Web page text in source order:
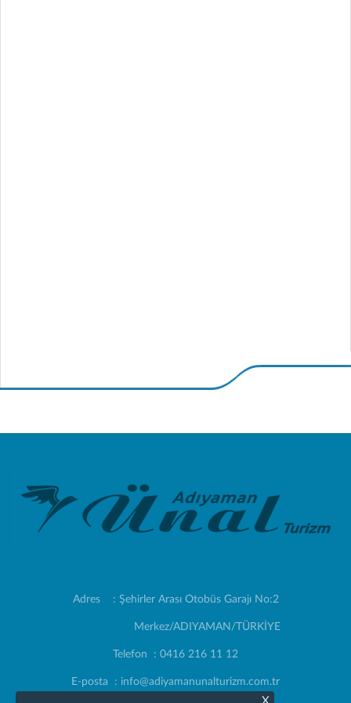
Adres : Şehirler Arası Otobüs Garajı No:2
Merkez/ADIYAMAN/TÜRKİYE
Telefon : 0416 216 11 12
E-posta : info@adiyamanunalturizm.com.tr